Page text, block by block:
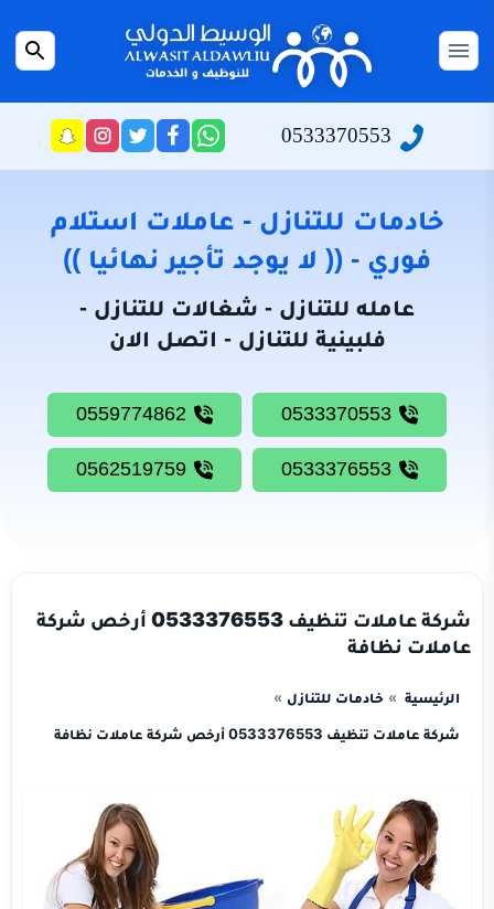
المحتوىالقائمة
الرئيسية
سياسة
من
نحن
خادمات
للتنازل
شغالات
للتنازل
بحث
0533370553
راسلنا
عبر
تابعنا
على
فيسبوك
تابعنا
على
تويتر
تابعنا
على
انستجرام
خادمات للتنازل - عاملات استلام
فوري - (( لا يوجد تأجير نهائيا ))
عامله للتنازل - شغالات للتنازل -
فلبينية للتنازل - اتصل الان
شركة عاملات تنظيف 0533376553 أرخص شركة
عاملات نظافة
الرئيسية خادمات للتنازل
شركة عاملات تنظيف 0533376553 أرخص شركة عاملات نظافة